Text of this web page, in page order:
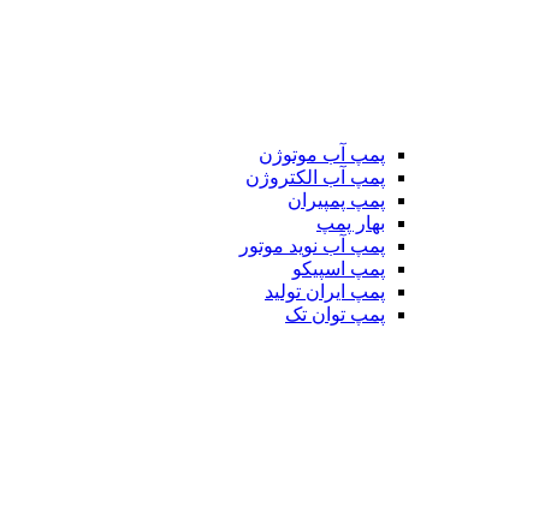
پمپ آب موتوژن
پمپ آب الکتروژن
پمپ پمپیران
بهار پمپ
پمپ آب نوید موتور
پمپ اسپیکو
پمپ ایران تولید
پمپ توان تک